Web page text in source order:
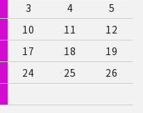
3 4
5
10 11
12
17 18
19
24 25
26